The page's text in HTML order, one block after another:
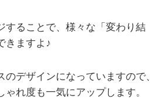
することで、様々な「変わり結
きますよ♪
のデザインになっていますので、
ゃれ度も一気にアップします。